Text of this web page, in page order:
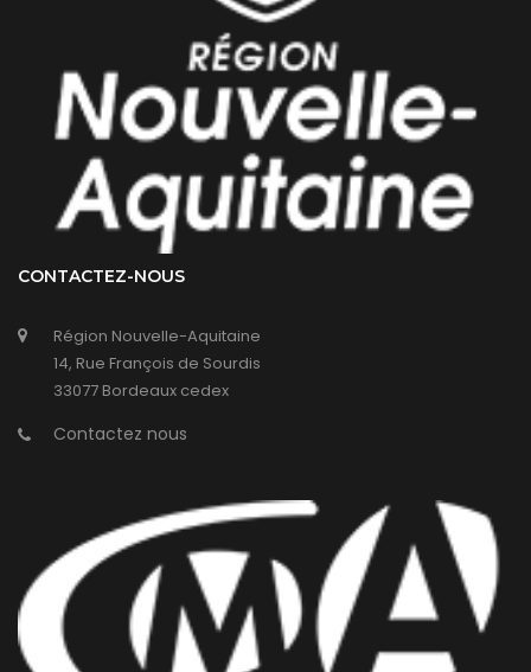
CONTACTEZ-NOUS
Région Nouvelle-Aquitaine
14, Rue François de Sourdis
33077 Bordeaux cedex
Contactez nous